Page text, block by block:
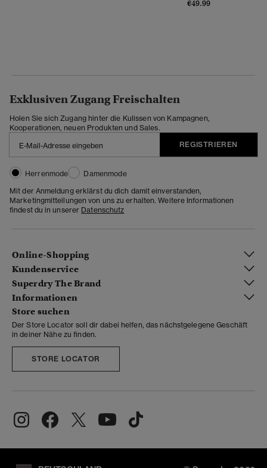
€49.99
Exklusiven Zugang Freischalten
Holen Sie sich Zugang hinter die Kulissen von Kampagnen,
Kooperationen, neuen Produkten und Sales.
REGISTRIEREN
Herrenmode
Damenmode
Mit der Anmeldung erklärst du dich damit einverstanden,
Marketingmitteilungen von uns zu erhalten. Weitere Informationen
findest du in unserer Datenschutz
Online-Shopping
Kundenservice
Superdry The Brand
Informationen
Store suchen
Der Store Locator soll dir dabei helfen, das nächstgelegene Geschäft
in deiner Nähe zu finden.
STORE LOCATOR